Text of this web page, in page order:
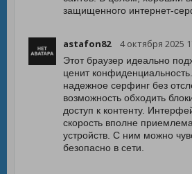
защищенного интернет-
astafon82 4 октября 2025
Этот браузер идеально
ценит
надежное серфинг без
возможность обходить
доступ к контенту.
скорость вполне
устройств. С ним можно
безопасно в сети.